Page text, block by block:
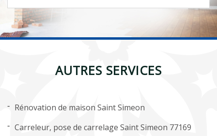
AUTRES SERVICES
Rénovation de maison Saint Simeon
Carreleur, pose de carrelage Saint Simeon 77169